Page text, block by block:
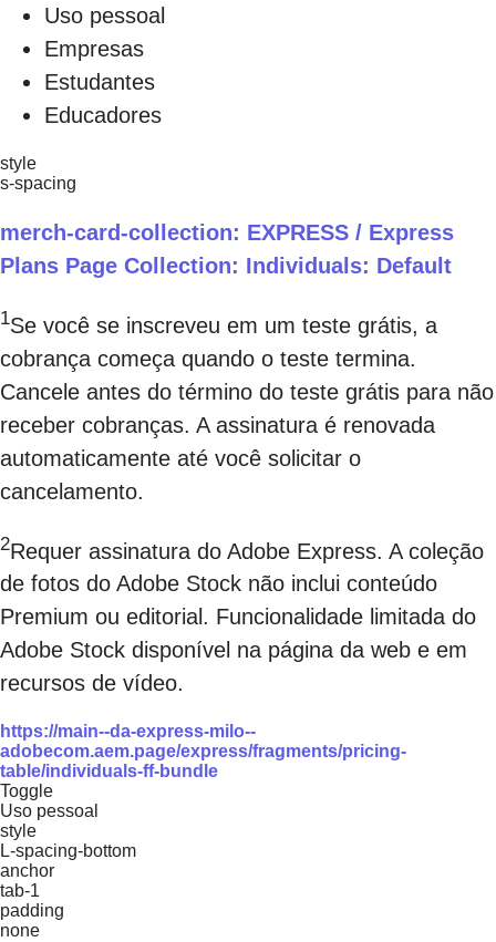
Uso pessoal
Empresas
Estudantes
Educadores
style
s-spacing
merch-card-collection: EXPRESS / Express
Plans Page Collection: Individuals: Default
1Se você se inscreveu em um teste grátis, a
cobrança começa quando o teste termina.
Cancele antes do término do teste grátis para não
receber cobranças. A assinatura é renovada
automaticamente até você solicitar o
cancelamento.
2Requer assinatura do Adobe Express. A coleção
de fotos do Adobe Stock não inclui conteúdo
Premium ou editorial. Funcionalidade limitada do
Adobe Stock disponível na página da web e em
recursos de vídeo.
https://main--da-express-milo--
adobecom.aem.page/express/fragments/pricing-
table/individuals-ff-bundle
Toggle
Uso pessoal
style
L-spacing-bottom
anchor
tab-1
padding
none